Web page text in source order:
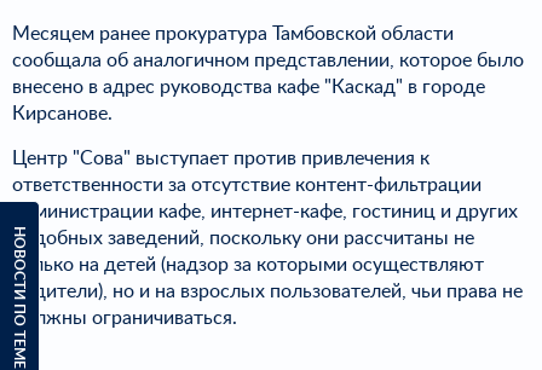
НОВОСТИ ПО ТЕМЕ
Месяцем ранее прокуратура Тамбовской области
сообщала об аналогичном представлении, которое было
внесено в адрес руководства кафе "Каскад" в городе
Кирсанове.
Центр "Сова" выступает против привлечения к
ответственности за отсутствие контент-фильтрации
администрации кафе, интернет-кафе, гостиниц и других
подобных заведений, поскольку они рассчитаны не
только на детей (надзор за которыми осуществляют
родители), но и на взрослых пользователей, чьи права не
должны ограничиваться.